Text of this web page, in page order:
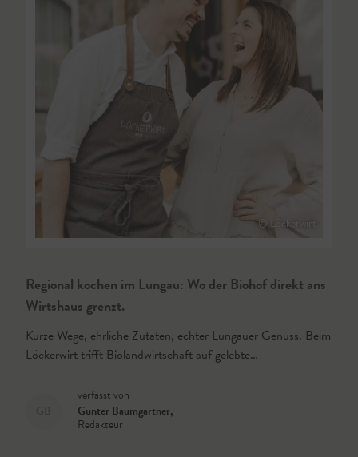
© Löckerwirt
Regional kochen im Lungau: Wo der Biohof direkt ans
Wirtshaus grenzt.
Kurze Wege, ehrliche Zutaten, echter Lungauer Genuss. Beim
Löckerwirt trifft Biolandwirtschaft auf gelebte…
verfasst von
Günter Baumgartner,
Redakteur